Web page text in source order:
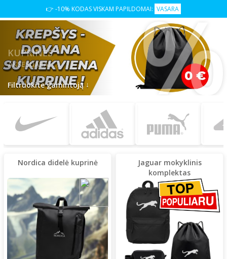
👉 -10% KODAS VISKAM PAPILDOMAI: VASARA
Filtruokite gamintoją↓
KUPRINĖS
AKSESUARAI
Nordica didelė kuprinė
Jaguar mokyklinis
komplektas